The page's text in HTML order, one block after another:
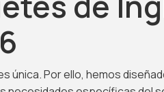
única. Por ello, hemos